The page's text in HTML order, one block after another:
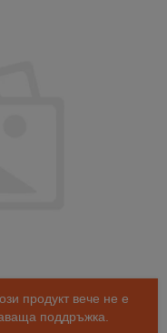
продукт вече не е
поддръжка.